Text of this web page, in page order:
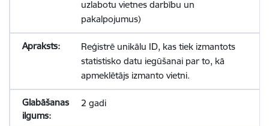
uzlabotu vietnes darbību un
pakalpojumus)
Reģistrē unikālu ID, kas tiek izmantots
statistisko datu iegūšanai par to, kā
apmeklētājs izmanto vietni.
2 gadi